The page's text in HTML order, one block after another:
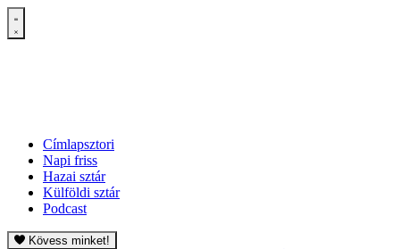
Címlapsztori
Napi friss
Hazai sztár
Külföldi sztár
Podcast
Kövess minket!